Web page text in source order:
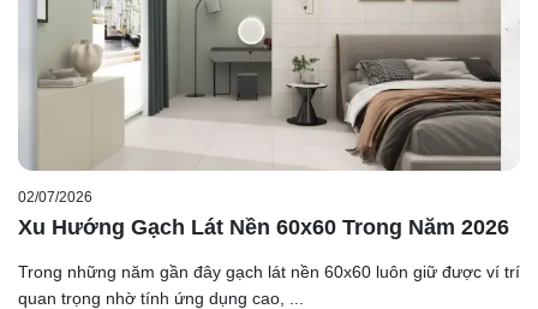
02/07/2026
Xu Hướng Gạch Lát Nền 60x60 Trong Năm 2026
Trong những năm gần đây gạch lát nền 60x60 luôn giữ được ví trí
quan trọng nhờ tính ứng dụng cao, ...